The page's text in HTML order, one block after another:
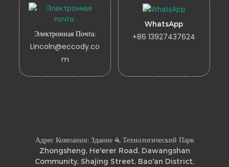
Электронная Почта:
Lincoln@eccody.co
m
WhatsApp
+86 13927437624
Адрес Компании: Здание 4, Технологический Парк
Zhongsheng, He'erer Road, Dawangshan
Community, Shajing Street, Bao'an District,